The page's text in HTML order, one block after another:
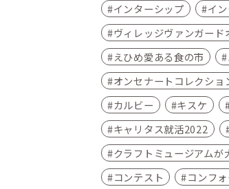
インターシップ
イ
ヴィレッジヴァンガード
えひめ愛ある食の市
オンセナートコレクショ
カルビー
キスケ
キャリタス就活2022
クラフトミュージアムが
コンテスト
コンフ